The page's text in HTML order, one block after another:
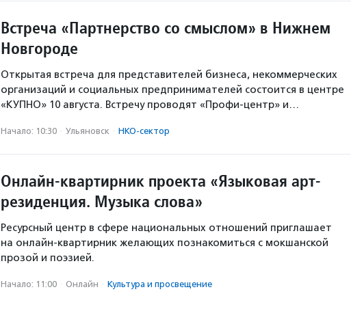
Встреча «Партнерство со смыслом» в Нижнем
Новгороде
Открытая встреча для представителей бизнеса, некоммерческих
организаций и социальных предпринимателей состоится в центре
«КУПНО» 10 августа. Встречу проводят «Профи-центр» и…
Начало: 10:30 · Ульяновск · НКО-сектор
Онлайн-квартирник проекта «Языковая арт-
резиденция. Музыка слова»
Ресурсный центр в сфере национальных отношений приглашает
на онлайн-квартирник желающих познакомиться с мокшанской
прозой и поэзией.
Начало: 11:00 · Онлайн · Культура и просвещение